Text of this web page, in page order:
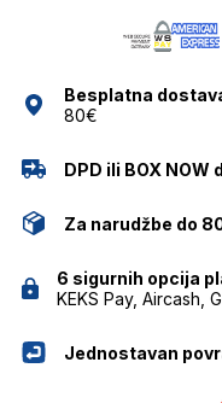
Besplatna
80€
DPD ili BOX NOW
Za narudžbe do
6 sigurnih opcija
KEKS Pay, Aircash,
Jednostavan